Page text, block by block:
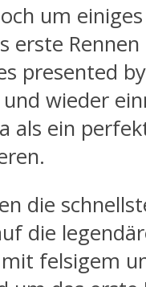
um
erste
presented
wieder
als ein
die
die
felsigem